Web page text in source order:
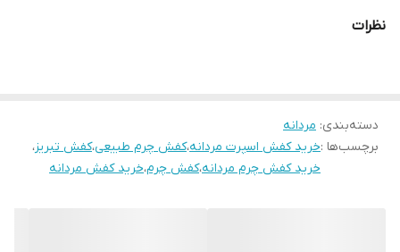
است و برای محیط کار، مهمانی و استفاده روزانه گزینه‌ای ایده‌آل
الان ثبت سفارش کن
نظرات
دسته‌بندی: مردانه
برچسب‌ها :خرید کفش اسپرت مردانه،کفش چرم طبیعی،کفش تبریز،
خرید کفش چرم مردانه،کفش چرم،خرید کفش مردانه